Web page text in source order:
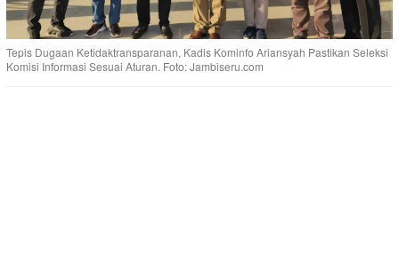
Tepis Dugaan Ketidaktransparanan, Kadis Kominfo Ariansyah Pastikan Seleksi
Komisi Informasi Sesuai Aturan. Foto: Jambiseru.com